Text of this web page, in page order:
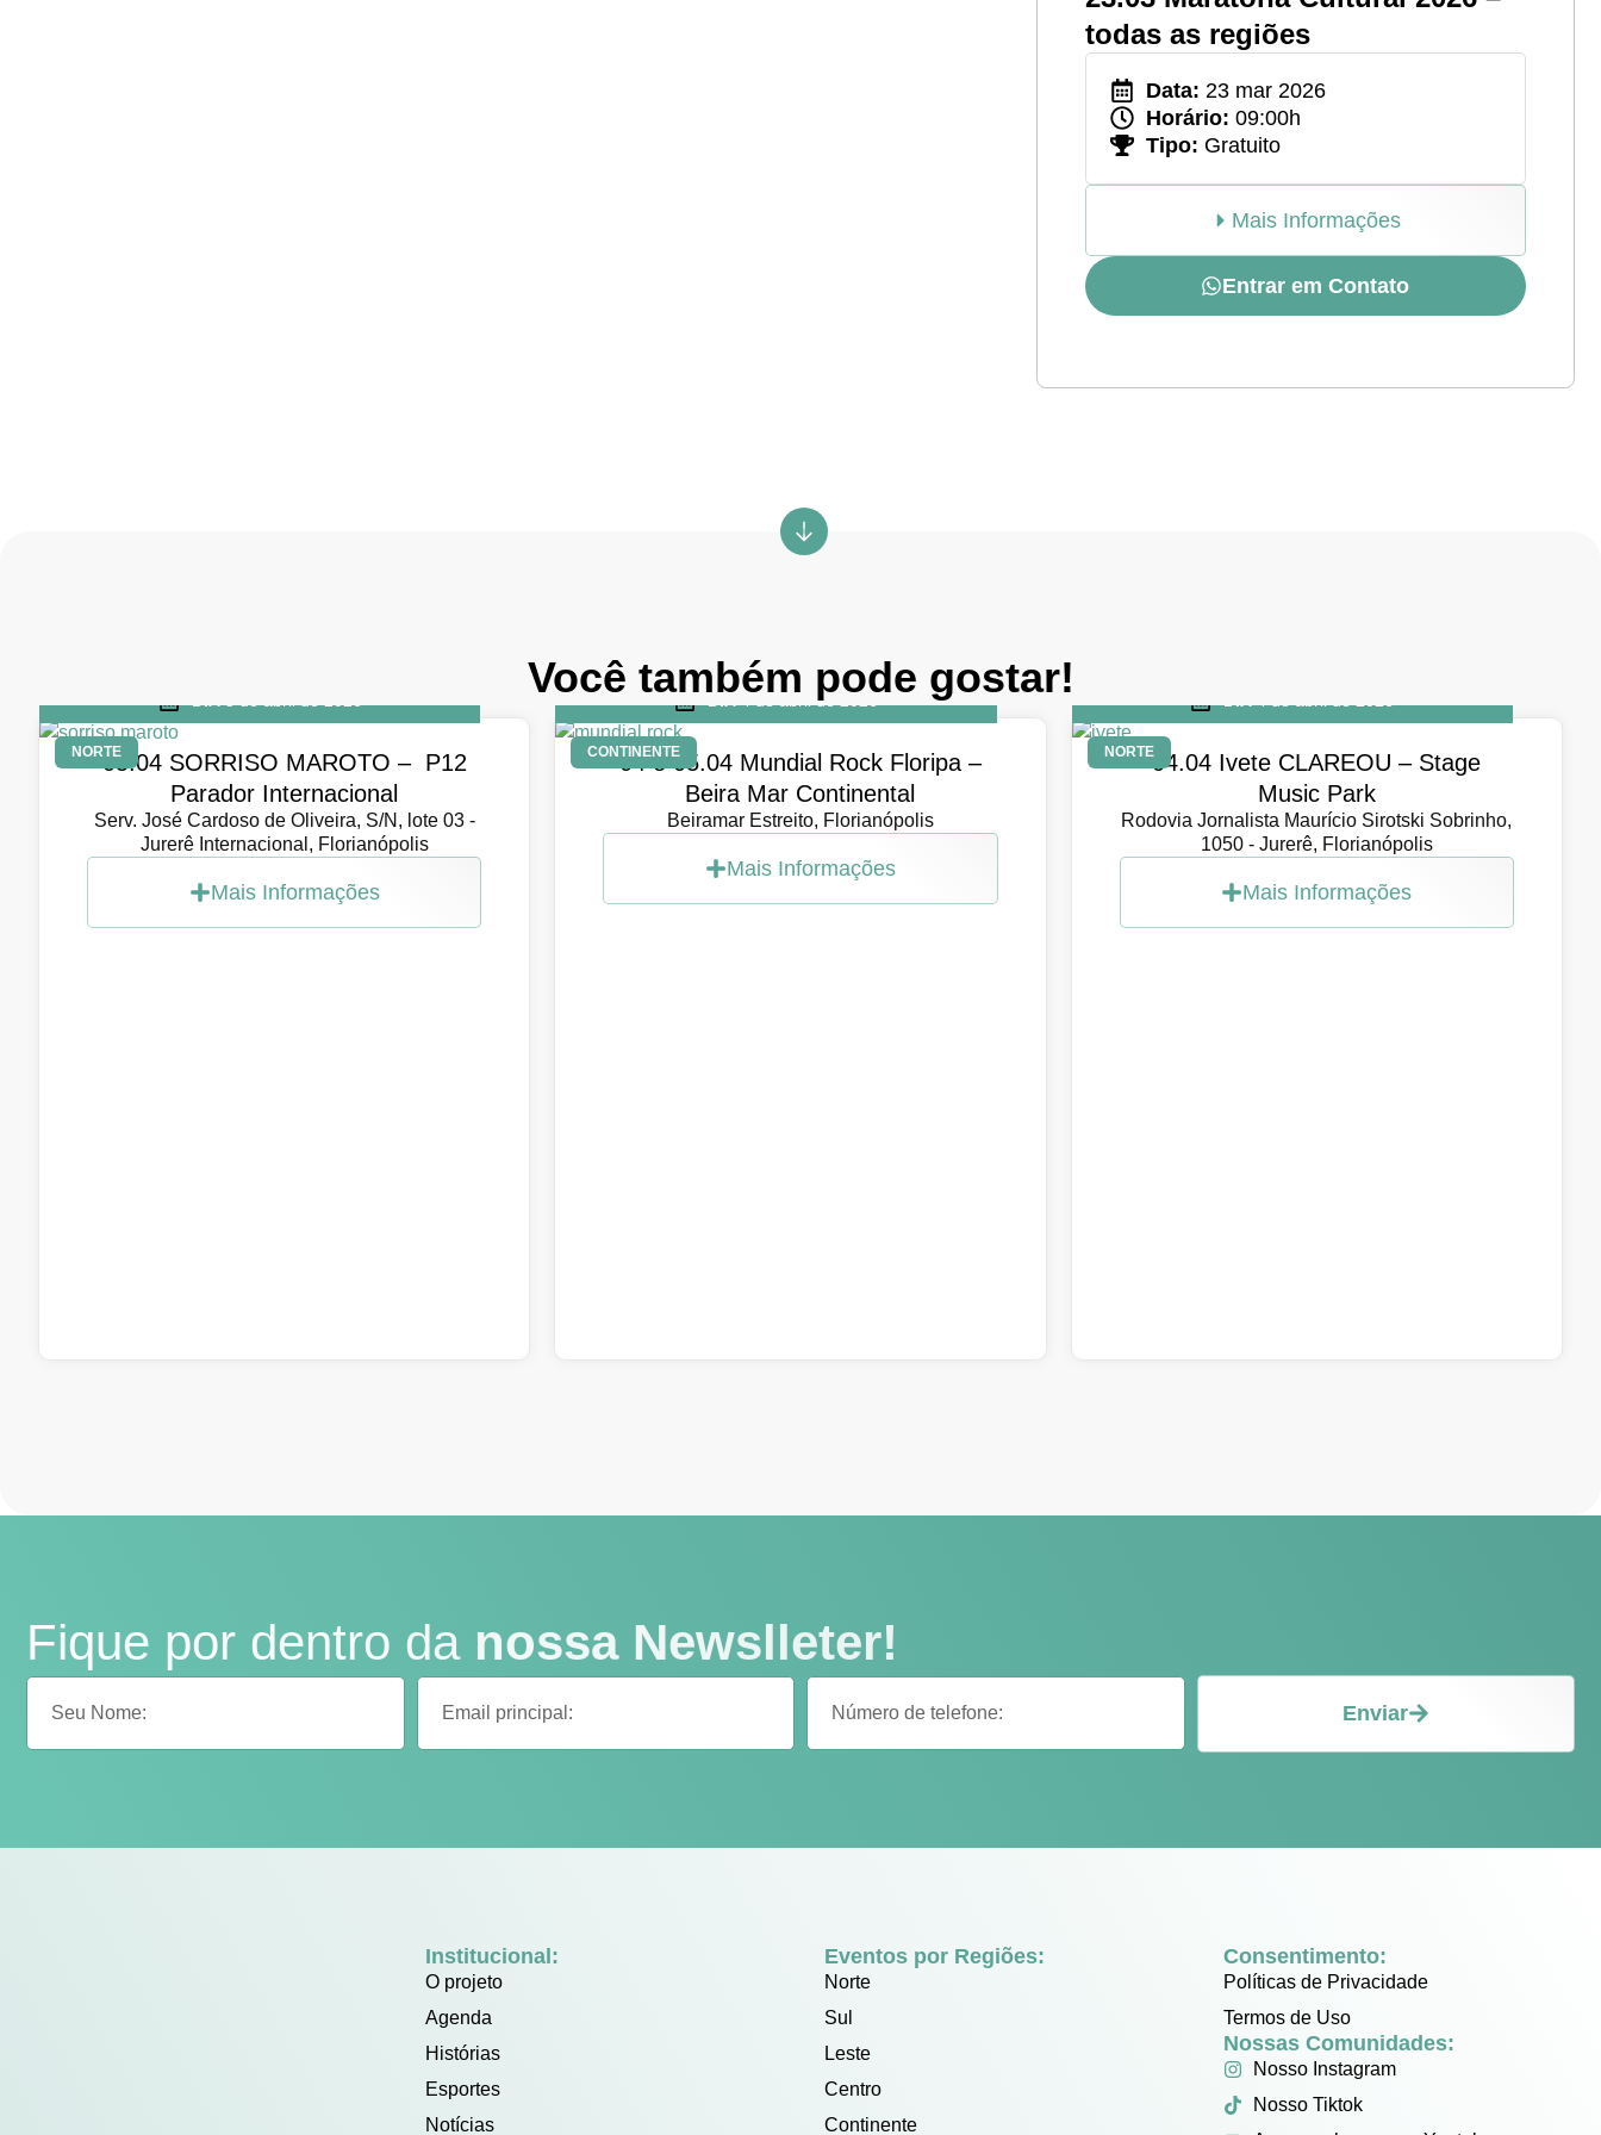
todas as regiões
Data: 23 mar 2026
Horário: 09:00h
Tipo: Gratuito
Mais Informações
Entrar em Contato
Você também pode gostar!
NORTE05.04 SORRISO MAROTO – P12
Parador Internacional
Serv. José Cardoso de Oliveira, S/N, lote 03 -
Jurerê Internacional, Florianópolis
Mais Informações
CONTINENTE
4 de abril de 2026
04 e 05.04 Mundial Rock Floripa –
Beira Mar Continental
Beiramar Estreito, Florianópolis
Mais Informações
NORTE04.04 Ivete CLAREOU – Stage
Music Park
Rodovia Jornalista Maurício Sirotski Sobrinho,
1050 - Jurerê, Florianópolis
Mais Informações
Fique por dentro da nossa Newslleter!
Enviar
Institucional:
O projeto
Agenda
Histórias
Esportes
Notícias
Eventos por Regiões:
Norte
Sul
Leste
Centro
Continente
Consentimento:
Políticas de Privacidade
Termos de Uso
Nossas Comunidades:
Nosso Instagram
Nosso Tiktok